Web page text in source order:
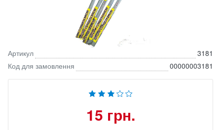
Артикул
3181
Код для замовлення
00000003181
15 грн.